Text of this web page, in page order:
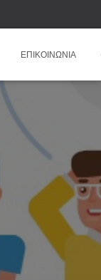
ΕΠΙΚΟΙΝΩΝΊΑ